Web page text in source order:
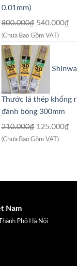
0.01mm)
800.000₫ Giá
gốc
là:
800.000₫.
540.000₫
(Chưa Bao Gồm VAT)
Thước lá thép khổng
đánh bóng 300mm
210.000₫ Giá
gốc
125.000₫
(Chưa Bao Gồm VAT)
Nam
Phố Hà Nội